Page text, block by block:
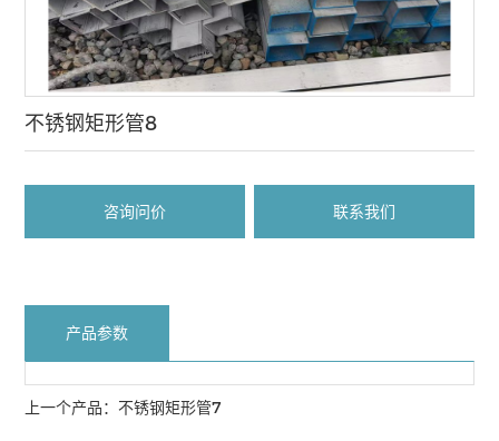
不锈钢矩形管8
咨询问价 联系我们
产品参数
上一个产品：不锈钢矩形管7